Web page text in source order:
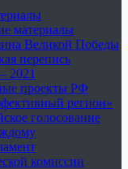
материалы
Великой Победы
перепись
2021
проекты РФ
регион»
голосование
комиссии